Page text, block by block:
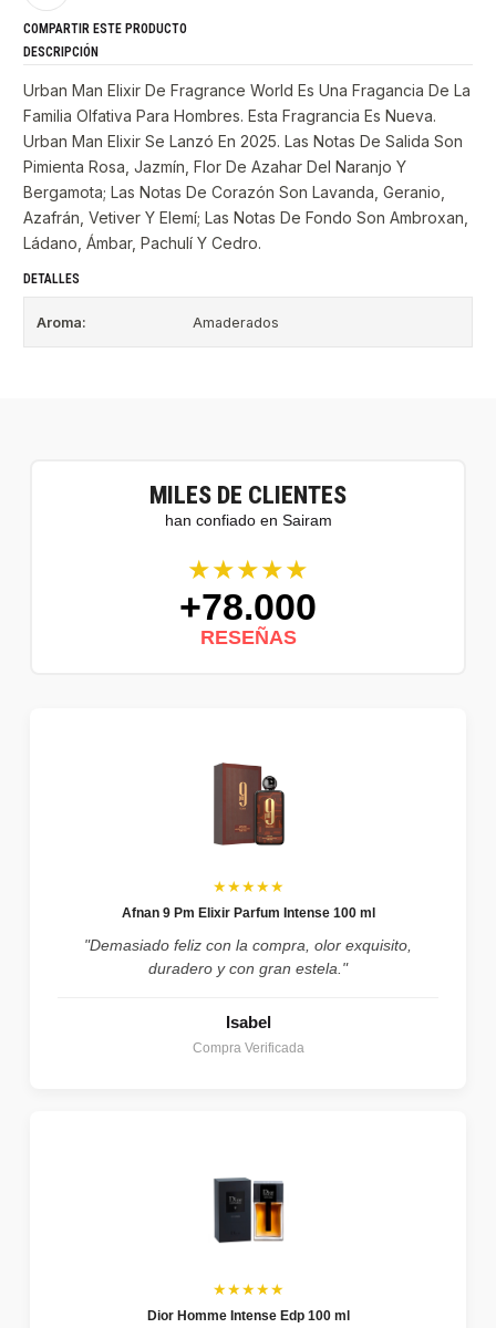
COMPARTIR ESTE PRODUCTO
DESCRIPCIÓN
Urban Man Elixir De Fragrance World Es Una Fragancia De La
Familia Olfativa Para Hombres. Esta Fragrancia Es Nueva.
Urban Man Elixir Se Lanzó En 2025. Las Notas De Salida Son
Pimienta Rosa, Jazmín, Flor De Azahar Del Naranjo Y
Bergamota; Las Notas De Corazón Son Lavanda, Geranio,
Azafrán, Vetiver Y Elemí; Las Notas De Fondo Son Ambroxan,
Ládano, Ámbar, Pachulí Y Cedro.
DETALLES
Aroma: Amaderados
MILES DE CLIENTES
han confiado en Sairam
★★★★★
+78.000
RESEÑAS
★★★★★
Afnan 9 Pm Elixir Parfum Intense 100 ml
"Demasiado feliz con la compra, olor exquisito,
duradero y con gran estela."
Isabel
Compra Verificada
★★★★★
Dior Homme Intense Edp 100 ml